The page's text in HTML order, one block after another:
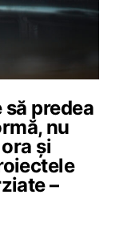
predea
nu
și
–